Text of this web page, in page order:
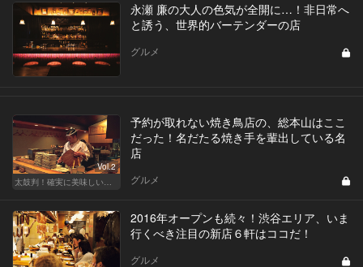
永瀬 廉の大人の色気が全開に…！非日常へ
と誘う、世界的バーテンダーの店
グルメ
Vol.2
太鼓判！確実に美味しい焼き鳥の名店
予約が取れない焼き鳥店の、総本山はここ
だった！名だたる焼き手を輩出している名
店
グルメ
2016年オープンも続々！渋谷エリア、いま
行くべき注目の新店６軒はココだ！
グルメ